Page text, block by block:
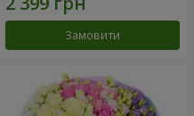
Замовити